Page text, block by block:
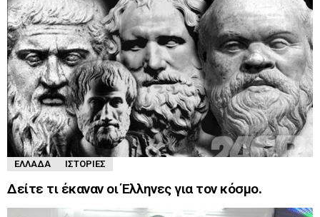
ΕΛΛΆΔΑ ΙΣΤΟΡΊΕΣ
Δείτε τι έκαναν οι Έλληνες για τον κόσμο.